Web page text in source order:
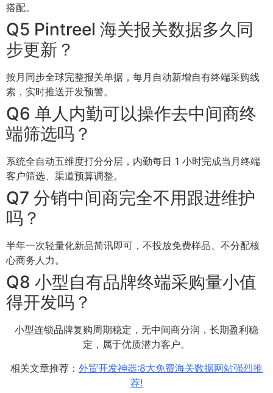
搭配。
Q5 Pintreel 海关报关数据多久同
步更新？
按月同步全球完整报关单据，每月自动新增自有终端采购线
索，实时推送开发预警。
Q6 单人内勤可以操作去中间商终
端筛选吗？
系统全自动五维度打分分层，内勤每日 1 小时完成当月终端
客户筛选、渠道预算调整。
Q7 分销中间商完全不用跟进维护
吗？
半年一次轻量化新品简讯即可，不投放免费样品、不分配核
心商务人力。
Q8 小型自有品牌终端采购量小值
得开发吗？
小型连锁品牌复购周期稳定，无中间商分润，长期盈利稳
定，属于优质潜力客户。
相关文章推荐： 外贸开发神器:8大免费海关数据网站强烈推
荐!